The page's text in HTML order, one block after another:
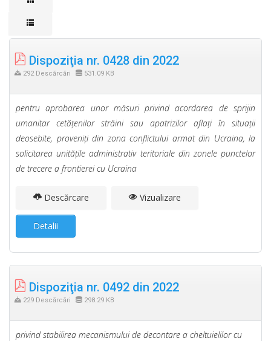
Dispoziţia nr. 0428 din 2022
292 Descărcări 531.09 KB
pentru aprobarea unor măsuri privind acordarea de sprijin
umanitar cetăţenilor străini sau apatrizilor aflaţi în situaţii
deosebite, proveniţi din zona conflictului armat din Ucraina, la
solicitarea unităţile administrativ teritoriale din zonele punctelor
de trecere a frontierei cu Ucraina
Descărcare Vizualizare
Detalii
Dispoziţia nr. 0492 din 2022
229 Descărcări 298.29 KB
privind stabilirea mecanismului de decontare a cheltuielilor cu